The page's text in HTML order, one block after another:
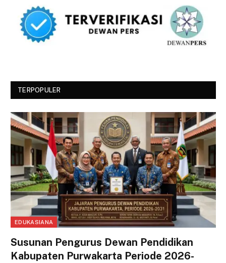
TERPOPULER
EDUKASIANA
Susunan Pengurus Dewan Pendidikan
Kabupaten Purwakarta Periode 2026-